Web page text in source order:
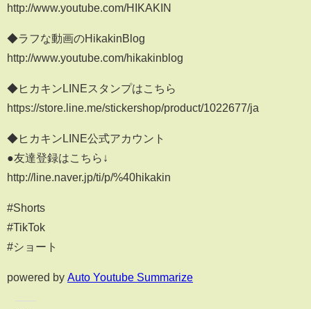
http://www.youtube.com/HIKAKIN
◆ラフな動画のHikakinBlog
http://www.youtube.com/hikakinblog
◆ヒカキンLINEスタンプはこちら
https://store.line.me/stickershop/product/1022677/ja
◆ヒカキンLINE公式アカウント
●友達登録はこちら↓
http://line.naver.jp/ti/p/%40hikakin
#Shorts
#TikTok
#ショート
powered by Auto Youtube Summarize